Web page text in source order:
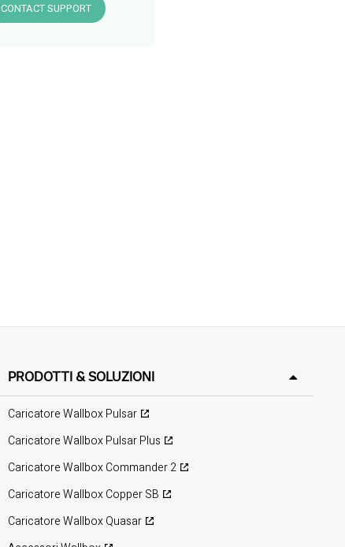
CONTACT SUPPORT
PRODOTTI & SOLUZIONI
Caricatore Wallbox Pulsar
Caricatore Wallbox Pulsar Plus
Caricatore Wallbox Commander 2
Caricatore Wallbox Copper SB
Caricatore Wallbox Quasar